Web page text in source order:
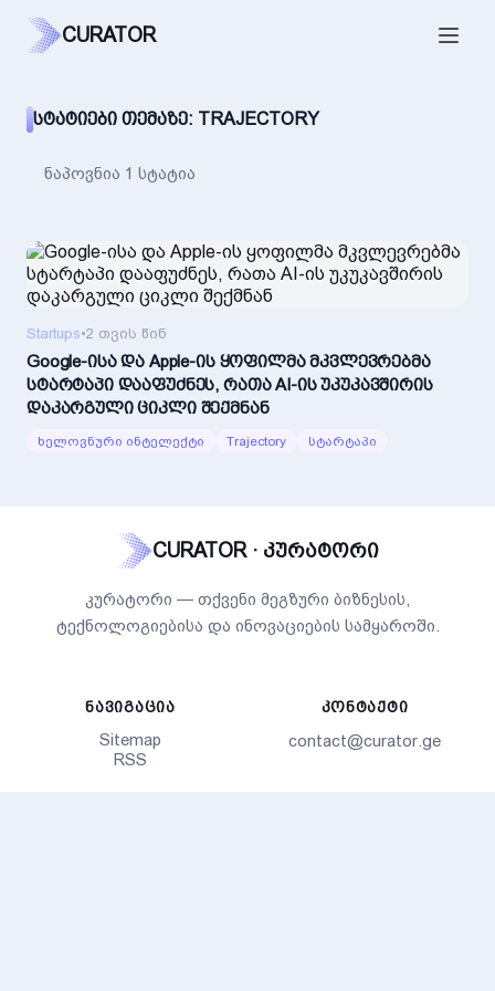
CURATOR
ᲡᲢᲐᲢᲘᲔᲑᲘ ᲗᲔᲛᲐᲖᲔ: TRAJECTORY
ნაპოვნია 1 სტატია
Startups•2 თვის წინ
Google-ისა და Apple-ის ყოფილმა მკვლევრებმა
სტარტაპი დააფუძნეს, რათა AI-ის უკუკავშირის
დაკარგული ციკლი შექმნან
ხელოვნური ინტელექტი Trajectory სტარტაპი
CURATOR · კურატორი
კურატორი — თქვენი მეგზური ბიზნესის,
ტექნოლოგიებისა და ინოვაციების სამყაროში.
ᲜᲐᲕᲘᲒᲐᲪᲘᲐ
Sitemap
RSS
ᲙᲝᲜᲢᲐᲥᲢᲘ
contact@curator.ge